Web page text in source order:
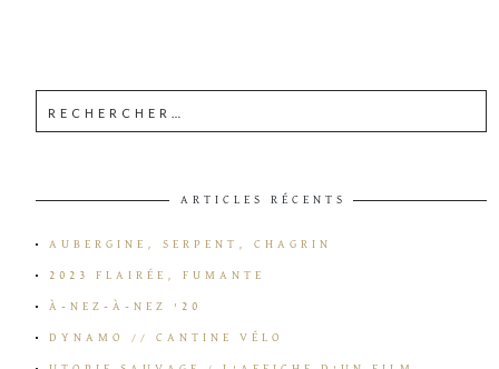
ARTICLES RÉCENTS
AUBERGINE, SERPENT, CHAGRIN
2023 FLAIRÉE, FUMANTE
À-NEZ-À-NEZ ’20
DYNAMO // CANTINE VÉLO